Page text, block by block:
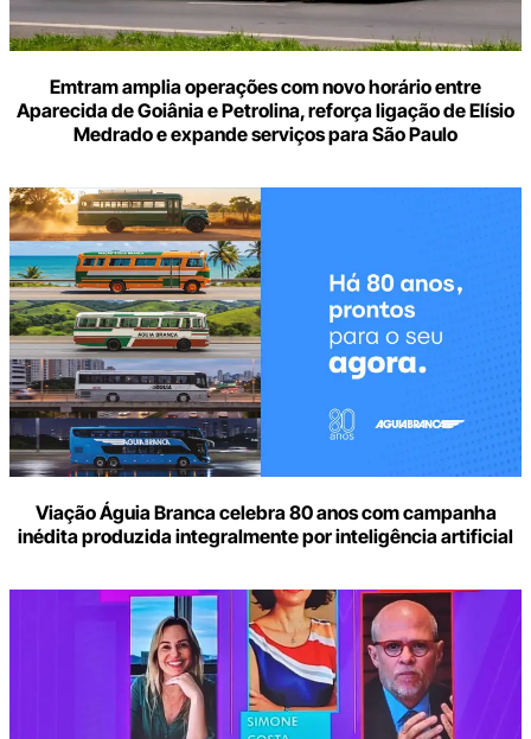
Emtram amplia operações com novo horário entre
Aparecida de Goiânia e Petrolina, reforça ligação de Elísio
Medrado e expande serviços para São Paulo
Viação Águia Branca celebra 80 anos com campanha
inédita produzida integralmente por inteligência artificial